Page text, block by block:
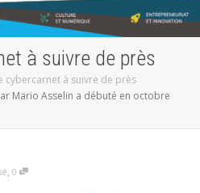
à suivre de près
cybercarnet à suivre de près
Mario Asselin a débuté en octobre
, 0